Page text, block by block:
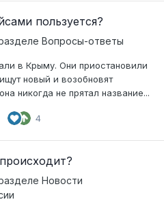
пользуется?
Вопросы-ответы
в Крыму. Они приостановили
новый и возобновят
никогда не прятал название...
4
Новости